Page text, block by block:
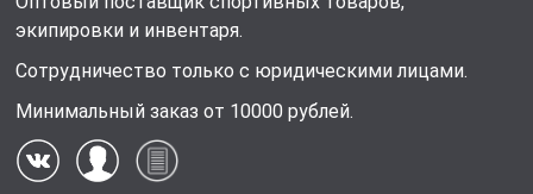
экипировки и инвентаря.
Сотрудничество только с юридическими лицами.
Минимальный заказ от 10000 рублей.